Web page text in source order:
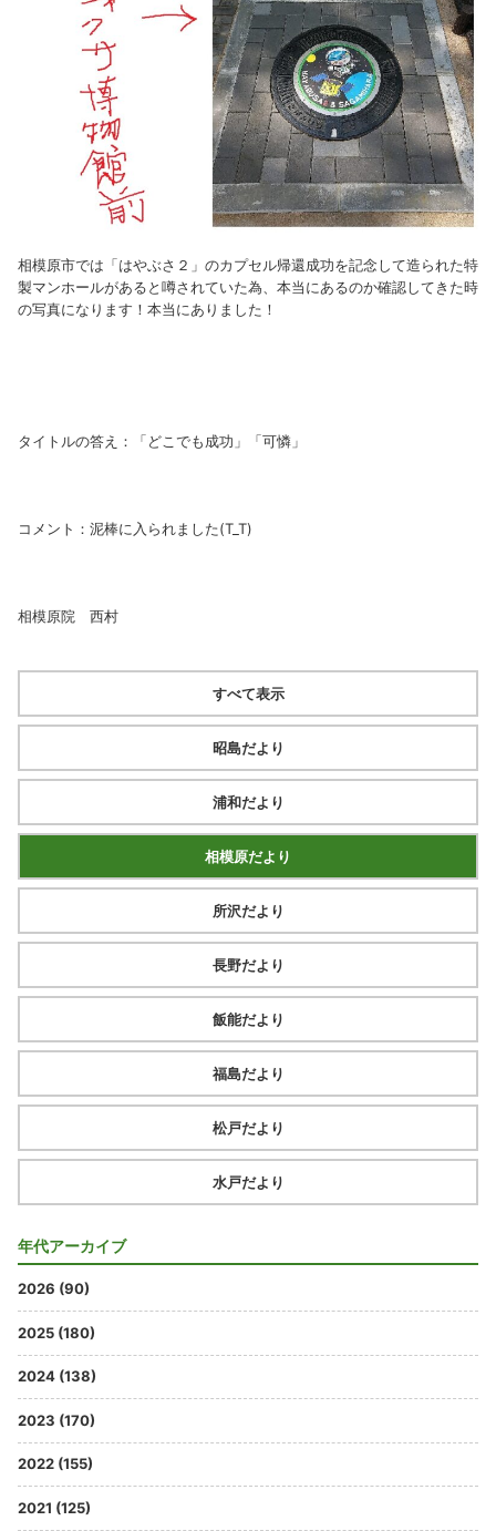
相模原市では「はやぶさ２」のカプセル帰還成功を記念して造られた特
製マンホールがあると噂されていた為、本当にあるのか確認してきた時
の写真になります！本当にありました！
タイトルの答え：「どこでも成功」「可憐」
コメント：泥棒に入られました(T_T)
相模原院 西村
すべて表示
昭島だより
浦和だより
相模原だより
所沢だより
長野だより
飯能だより
福島だより
松戸だより
水戸だより
年代アーカイブ
2026 (90)
2025 (180)
2024 (138)
2023 (170)
2022 (155)
2021 (125)